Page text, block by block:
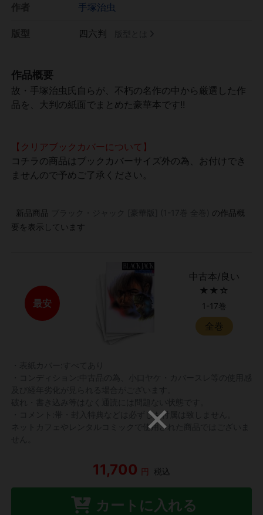
手塚治虫
四六判
作品概要
故・手塚治虫氏自らが、不朽の名作の中から厳選した作
品を、大判の紙面でまとめた豪華本です!!
【クリアブックカバーについて】
コチラの商品はブックカバーサイズ外の為、お付けでき
ませんので予めご了承ください。
新品商品
の作品概
要を表示しています
最安
中古本/良い
★★☆
1-17巻
全巻
・コメント:帯・封入特典などは必ずしも付属は致しません。
ネットカフェやレンタルコミックで使用された商品ではございま
11,700 円 税込
カートに入れる